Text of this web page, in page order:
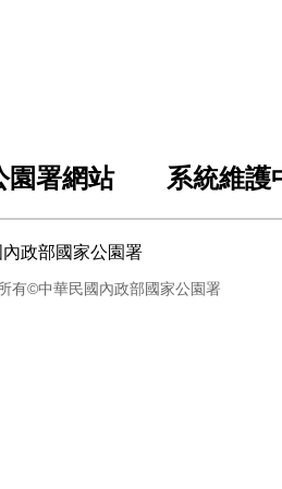
園署網站 系統維護
政部國家公園署
有©中華民國內政部國家公園署